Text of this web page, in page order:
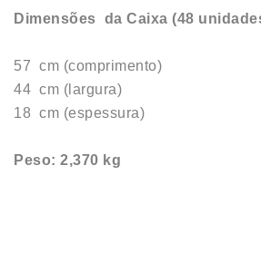
Dimensões da Caixa (48
57 cm (comprimento)
44 cm (largura)
18 cm (espessura)
Peso: 2,370 kg